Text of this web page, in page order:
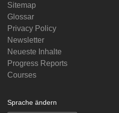
Sitemap
Glossar
Privacy Policy
Newsletter
Neueste Inhalte
Progress Reports
Courses
Sprache ändern